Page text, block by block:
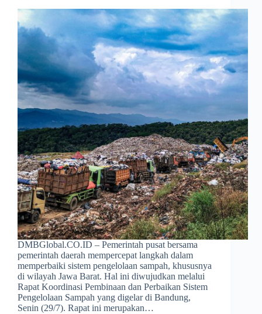
DMBGlobal.CO.ID – Pemerintah pusat bersama
pemerintah daerah mempercepat langkah dalam
memperbaiki sistem pengelolaan sampah, khususnya
di wilayah Jawa Barat. Hal ini diwujudkan melalui
Rapat Koordinasi Pembinaan dan Perbaikan Sistem
Pengelolaan Sampah yang digelar di Bandung,
Senin (29/7). Rapat ini merupakan…